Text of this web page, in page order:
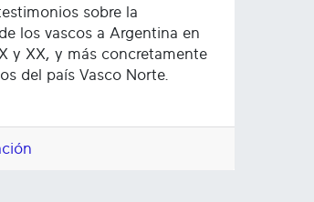
sobre la
los vascos a Argentina en
y XX, y más concretamente
del país Vasco Norte.